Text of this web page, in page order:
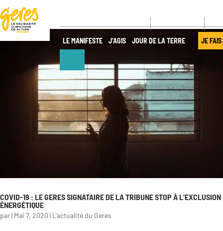
LE MANIFESTE J’AGIS JOUR DE LA TERRE JE FAIS
NOUS
DÉCOUVRIR
Qui sommes-
Nos
partenaires
NOS ACTIONS
Pays
d’intervention
Nos projets
services
COVID-19 : LE GERES SIGNATAIRE DE LA TRIBUNE STOP À L’EXCLUSION
ÉNERGÉTIQUE
par| Mai 7, 2020 | L'actualité du Geres